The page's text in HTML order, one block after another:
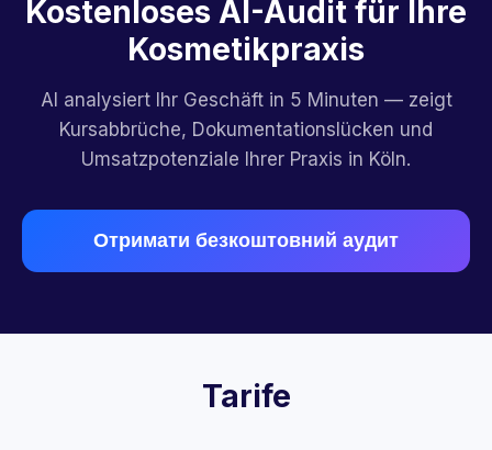
Kostenloses AI-Audit für Ihre
Kosmetikpraxis
AI analysiert Ihr Geschäft in 5 Minuten — zeigt
Kursabbrüche, Dokumentationslücken und
Umsatzpotenziale Ihrer Praxis in Köln.
Отримати безкоштовний аудит
Tarife